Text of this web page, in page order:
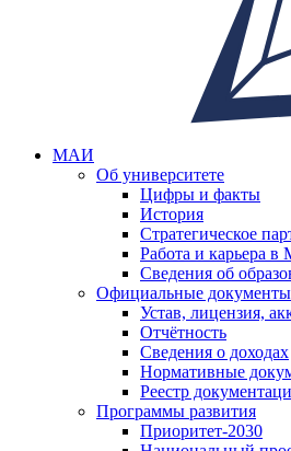
МАИ
Об университете
Цифры и факты
История
Стратегическое
Работа и карьера
Сведения об
Официальные документы
Устав, лицензия,
Отчётность
Сведения о доходах
Нормативные
Реестр
Программы развития
Приоритет-2030